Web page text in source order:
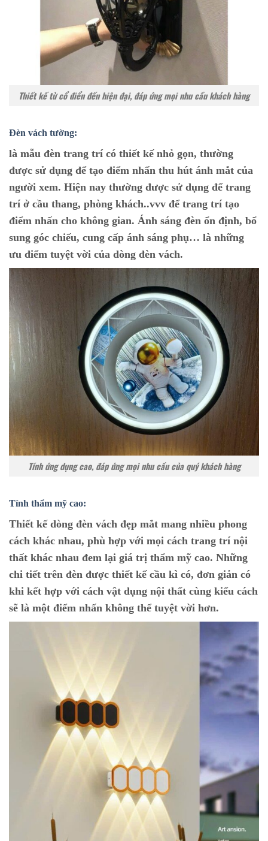
Thiết kế từ cổ điển đến hiện đại, đáp ứng mọi nhu cầu khách hàng
Đèn vách tường:
là mẫu đèn trang trí có thiết kế nhỏ gọn, thường
được sử dụng để tạo điểm nhấn thu hút ánh mắt của
người xem. Hiện nay thường được sử dụng để trang
trí ở cầu thang, phòng khách..vvv để trang trí tạo
điểm nhấn cho không gian. Ánh sáng đèn ổn định, bổ
sung góc chiếu, cung cấp ánh sáng phụ… là những
ưu điểm tuyệt vời của dòng đèn vách.
Tính ứng dụng cao, đáp ứng mọi nhu cầu của quý khách hàng
Tính thẩm mỹ cao:
Thiết kế dòng đèn vách đẹp mắt mang nhiều phong
cách khác nhau, phù hợp với mọi cách trang trí nội
thất khác nhau đem lại giá trị thẩm mỹ cao. Những
chi tiết trên đèn được thiết kế cầu kì có, đơn giản có
khi kết hợp với cách vật dụng nội thất cùng kiểu cách
sẽ là một điểm nhấn không thể tuyệt vời hơn.